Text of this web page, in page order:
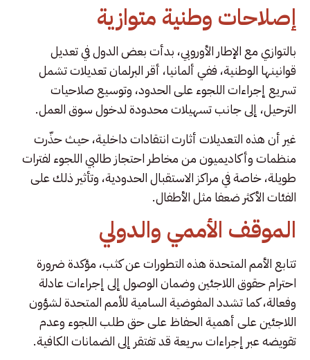
إصلاحات وطنية متوازية
بالتوازي مع الإطار الأوروبي، بدأت بعض الدول في تعديل
قوانينها الوطنية، ففي ألمانيا، أقر البرلمان تعديلات تشمل
تسريع إجراءات اللجوء على الحدود، وتوسيع صلاحيات
الترحيل، إلى جانب تسهيلات محدودة لدخول سوق العمل.
غير أن هذه التعديلات أثارت انتقادات داخلية، حيث حذّرت
منظمات وأكاديميون من مخاطر احتجاز طالبي اللجوء لفترات
طويلة، خاصة في مراكز الاستقبال الحدودية، وتأثير ذلك على
الفئات الأكثر ضعفا مثل الأطفال.
الموقف الأممي والدولي
تتابع الأمم المتحدة هذه التطورات عن كثب، مؤكدة ضرورة
احترام حقوق اللاجئين وضمان الوصول إلى إجراءات عادلة
وفعالة، كما تشدد المفوضية السامية للأمم المتحدة لشؤون
اللاجئين على أهمية الحفاظ على حق طلب اللجوء وعدم
تقويضه عبر إجراءات سريعة قد تفتقر إلى الضمانات الكافية.